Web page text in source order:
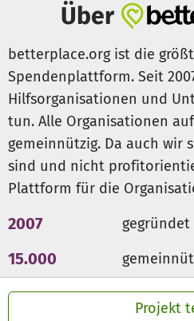
Projekt
Über
betterplace.org ist die
Spendenplattform. Seit
Hilfsorganisationen und
tun. Alle Organisationen
gemeinnützig. Da auch wir
sind und nicht
Plattform für die
2007 gegründet
15.000
300 Mio € für den